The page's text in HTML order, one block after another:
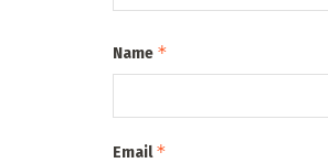
Name *
Email*